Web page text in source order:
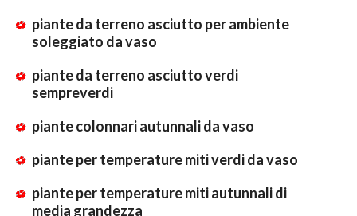
piante da terreno asciutto per ambiente
soleggiato da vaso
piante da terreno asciutto verdi
sempreverdi
piante colonnari autunnali da vaso
piante per temperature miti verdi da vaso
piante per temperature miti autunnali di
media grandezza